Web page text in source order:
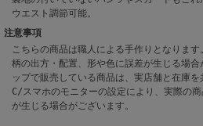
ウエスト調節可能。
注意事項
こちらの商品は職人による手作りとなりま
柄の出方・配置、形や色に誤差が生じる場
ップで販売している商品は、実店舗と在庫
C/スマホのモニターの設定により、実際の
が生じる場合がございます。